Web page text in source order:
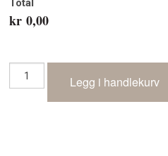
Total
kr 0,00
Glutenfri
marsipankakeLegg i handlekurv